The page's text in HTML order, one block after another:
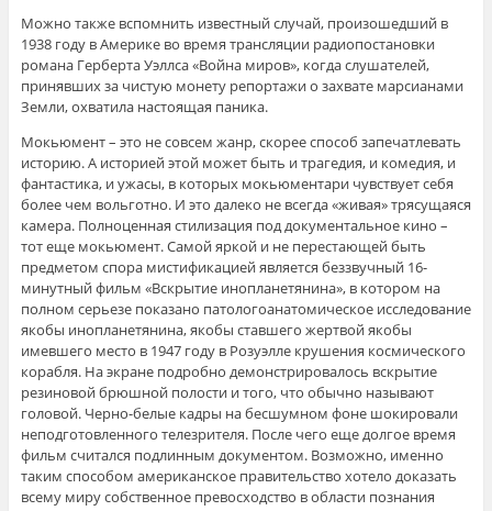
Можно также вспомнить известный случай, произошедший в
1938 году в Америке во время трансляции радиопостановки
романа Герберта Уэллса «Война миров», когда слушателей,
принявших за чистую монету репортажи о захвате марсианами
Земли, охватила настоящая паника.
Мокьюмент – это не совсем жанр, скорее способ запечатлевать
историю. А историей этой может быть и трагедия, и комедия, и
фантастика, и ужасы, в которых мокьюментари чувствует себя
более чем вольготно. И это далеко не всегда «живая» трясущаяся
камера. Полноценная стилизация под документальное кино –
тот еще мокьюмент. Самой яркой и не перестающей быть
предметом спора мистификацией является беззвучный 16-
минутный фильм «Вскрытие инопланетянина», в котором на
полном серьезе показано патологоанатомическое исследование
якобы инопланетянина, якобы ставшего жертвой якобы
имевшего место в 1947 году в Розуэлле крушения космического
корабля. На экране подробно демонстрировалось вскрытие
резиновой брюшной полости и того, что обычно называют
головой. Черно-белые кадры на бесшумном фоне шокировали
неподготовленного телезрителя. После чего еще долгое время
фильм считался подлинным документом. Возможно, именно
таким способом американское правительство хотело доказать
всему миру собственное превосходство в области познания